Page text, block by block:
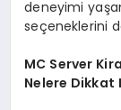
deneyimi
seçeneklerini
MC Server
Nelere Dikkat